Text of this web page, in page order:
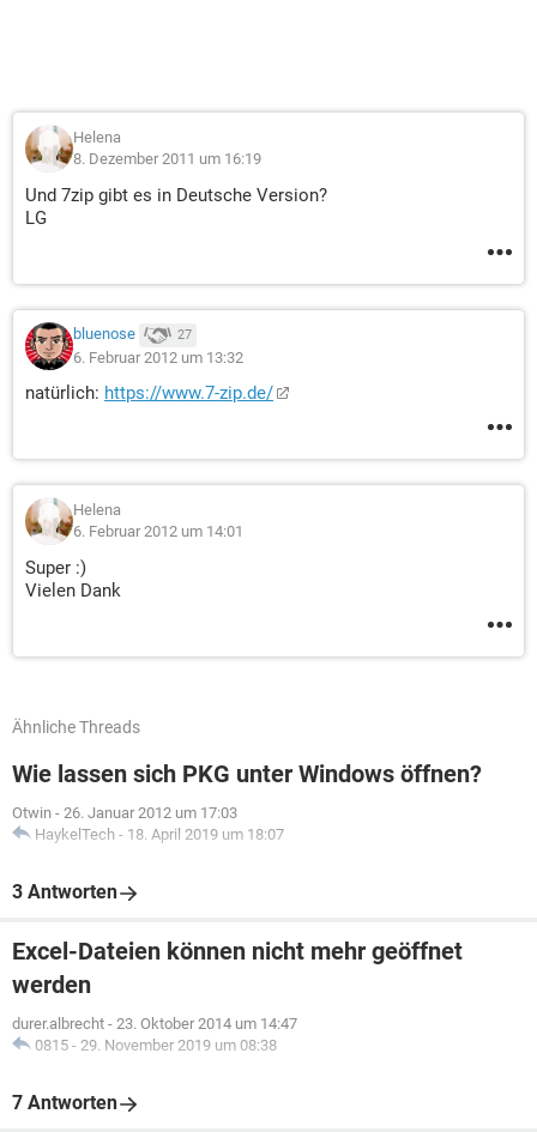
Helena
8. Dezember 2011 um 16:19
Und 7zip gibt es in Deutsche Version?
LG
bluenose 27
6. Februar 2012 um 13:32
natürlich: https://www.7-zip.de/
Helena
6. Februar 2012 um 14:01
Super :)
Vielen Dank
Ähnliche Threads
Wie lassen sich PKG unter Windows öffnen?
Otwin - 26. Januar 2012 um 17:03
HaykelTech - 18. April 2019 um 18:07
3 Antworten
Excel-Dateien können nicht mehr geöffnet
werden
durer.albrecht - 23. Oktober 2014 um 14:47
0815 - 29. November 2019 um 08:38
7 Antworten